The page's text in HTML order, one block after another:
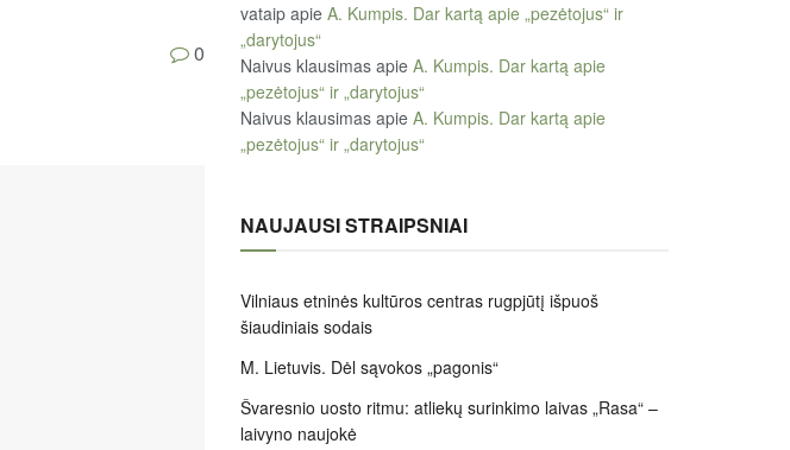
0
vataip apie A. Kumpis. Dar kartą apie „pezėtojus“ ir
„darytojus“
Naivus klausimas apie A. Kumpis. Dar kartą apie
„pezėtojus“ ir „darytojus“
Naivus klausimas apie A. Kumpis. Dar kartą apie
„pezėtojus“ ir „darytojus“
NAUJAUSI STRAIPSNIAI
Vilniaus etninės kultūros centras rugpjūtį išpuoš
šiaudiniais sodais
M. Lietuvis. Dėl sąvokos „pagonis“
Švaresnio uosto ritmu: atliekų surinkimo laivas „Rasa“ –
laivyno naujokė